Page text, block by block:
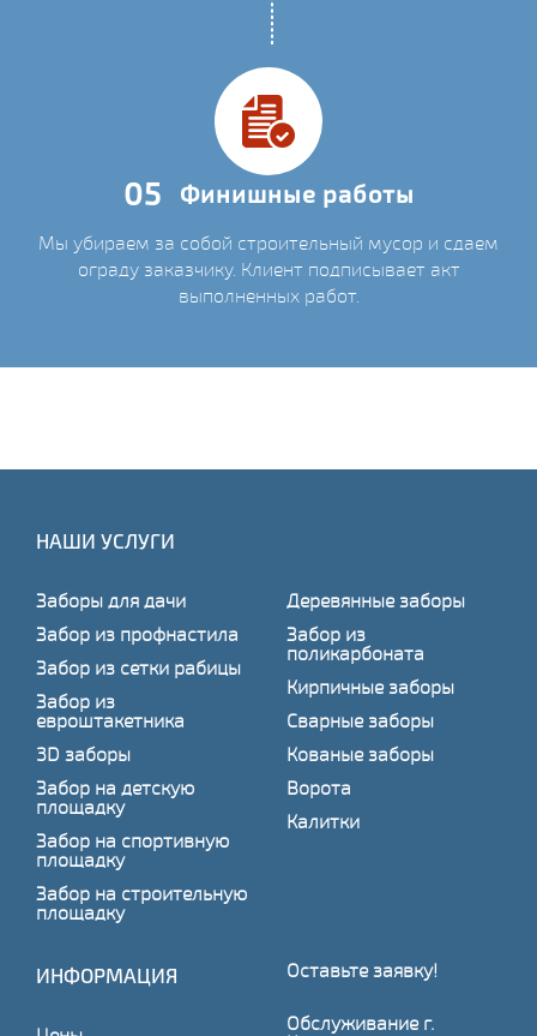
05 Финишные работы
Мы убираем за собой строительный мусор и сдаем
ограду заказчику. Клиент подписывает акт
выполненных работ.
НАШИ УСЛУГИ
Заборы для дачи
Забор из профнастила
Забор из сетки рабицы
Забор из
евроштакетника
3D заборы
Забор на детскую
площадку
Забор на спортивную
площадку
Забор на строительную
площадку
Деревянные заборы
Забор из
поликарбоната
Кирпичные заборы
Сварные заборы
Кованые заборы
Ворота
Калитки
ИНФОРМАЦИЯ Оставьте заявку!
Обслуживание г.